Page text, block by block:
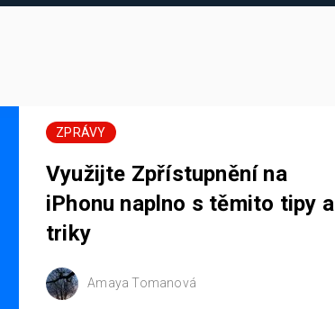
ZPRÁVY
Využijte Zpřístupnění na
iPhonu naplno s těmito tipy a
triky
Amaya Tomanová